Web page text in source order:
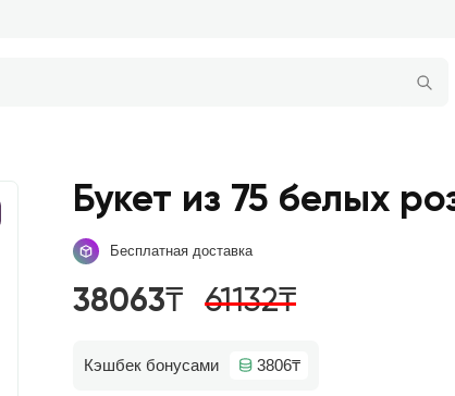
Букет из 75 белых
Бесплатная доставка
38063₸ 61132₸
Кэшбек бонусами 3806₸